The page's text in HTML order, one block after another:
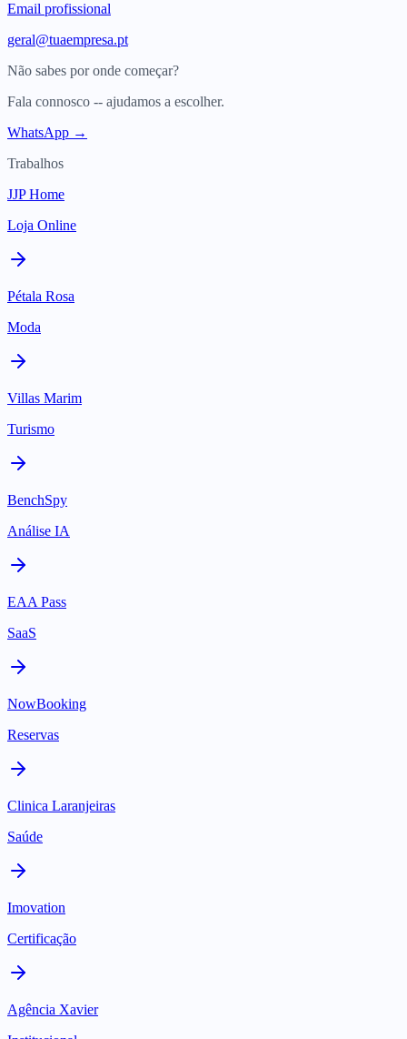
Email profissional
geral@tuaempresa.pt
Não sabes por onde começar?
Fala connosco -- ajudamos a escolher.
WhatsApp →
Trabalhos
JJP Home
Loja Online
Pétala Rosa
Moda
Villas Marim
Turismo
BenchSpy
Análise IA
EAA Pass
SaaS
NowBooking
Reservas
Clinica Laranjeiras
Saúde
Imovation
Certificação
Agência Xavier